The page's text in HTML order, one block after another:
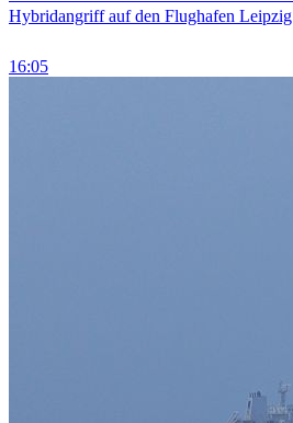
Hybridangriff auf den Flughafen Leipzig
16:05